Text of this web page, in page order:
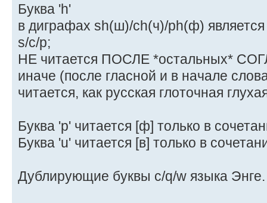
Буква 'h'
в диграфах sh(ш)/ch(ч)/ph(ф)
s/c/p;
НЕ читается ПОСЛЕ *остальных*
иначе (после гласной и в начале
читается, как русская глоточная
Буква 'p' читается [ф] только в
Буква 'u' читается [в] только в
Дублирующие буквы c/q/w языка Энге.